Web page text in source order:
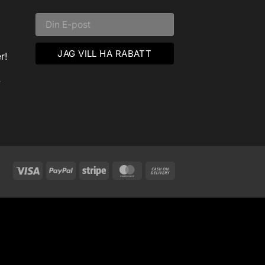
Visa PayPal Stripe MasterCard
Delivery